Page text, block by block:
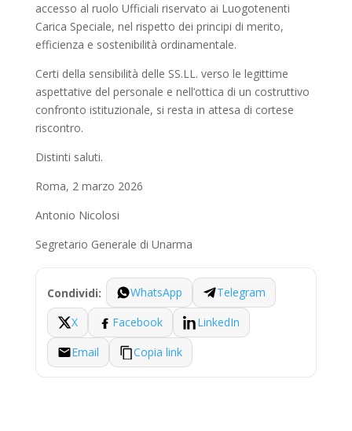
accesso al ruolo Ufficiali riservato ai Luogotenenti
Carica Speciale, nel rispetto dei principi di merito,
efficienza e sostenibilità ordinamentale.
Certi della sensibilità delle SS.LL. verso le legittime
aspettative del personale e nell’ottica di un costruttivo
confronto istituzionale, si resta in attesa di cortese
riscontro.
Distinti saluti.
Roma, 2 marzo 2026
Antonio Nicolosi
Segretario Generale di Unarma
Condividi: WhatsApp
Telegram
X
Facebook
LinkedIn
Email
Copia link